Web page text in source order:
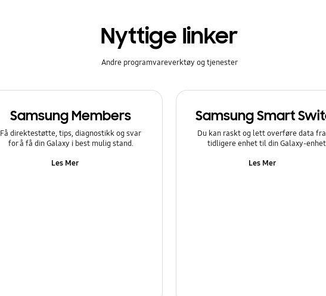
Nyttige linker
Andre programvareverktøy og tjenester
Samsung Members
Få direktestøtte, tips, diagnostikk og svar
for å få din Galaxy i best mulig stand.
Les Mer
Samsung Smart
Du kan raskt og lett overføre data
tidligere enhet til din Galaxy-
Les Mer